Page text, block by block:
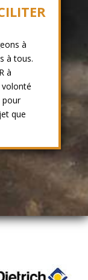
à
à tous.
à
pour
que